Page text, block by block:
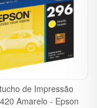
de Impressão
Amarelo - Epson